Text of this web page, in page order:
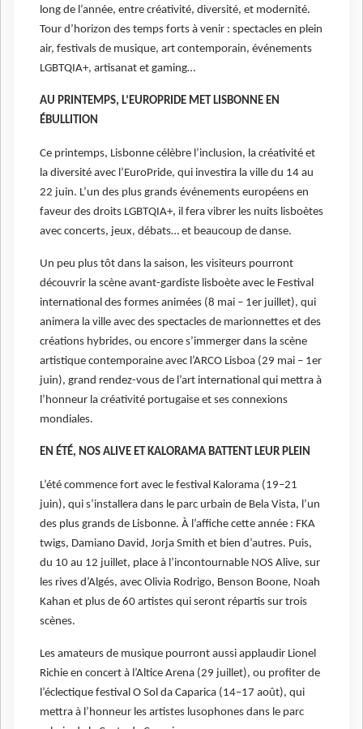
long de l’année, entre créativité, diversité, et modernité.
Tour d’horizon des temps forts à venir : spectacles en plein
air, festivals de musique, art contemporain, événements
LGBTQIA+, artisanat et gaming…
AU PRINTEMPS, L’EUROPRIDE MET LISBONNE EN
ÉBULLITION
Ce printemps, Lisbonne célèbre l’inclusion, la créativité et
la diversité avec l’EuroPride, qui investira la ville du 14 au
22 juin. L’un des plus grands événements européens en
faveur des droits LGBTQIA+, il fera vibrer les nuits lisboètes
avec concerts, jeux, débats… et beaucoup de danse.
Un peu plus tôt dans la saison, les visiteurs pourront
découvrir la scène avant-gardiste lisboète avec le Festival
international des formes animées (8 mai – 1er juillet), qui
animera la ville avec des spectacles de marionnettes et des
créations hybrides, ou encore s’immerger dans la scène
artistique contemporaine avec l’ARCO Lisboa (29 mai – 1er
juin), grand rendez-vous de l’art international qui mettra à
l’honneur la créativité portugaise et ses connexions
mondiales.
EN ÉTÉ, NOS ALIVE ET KALORAMA BATTENT LEUR PLEIN
L’été commence fort avec le festival Kalorama (19–21
juin), qui s’installera dans le parc urbain de Bela Vista, l’un
des plus grands de Lisbonne. À l’affiche cette année : FKA
twigs, Damiano David, Jorja Smith et bien d’autres. Puis,
du 10 au 12 juillet, place à l’incontournable NOS Alive, sur
les rives d’Algés, avec Olivia Rodrigo, Benson Boone, Noah
Kahan et plus de 60 artistes qui seront répartis sur trois
scènes.
Les amateurs de musique pourront aussi applaudir Lionel
Richie en concert à l’Altice Arena (29 juillet), ou profiter de
l’éclectique festival O Sol da Caparica (14–17 août), qui
mettra à l’honneur les artistes lusophones dans le parc